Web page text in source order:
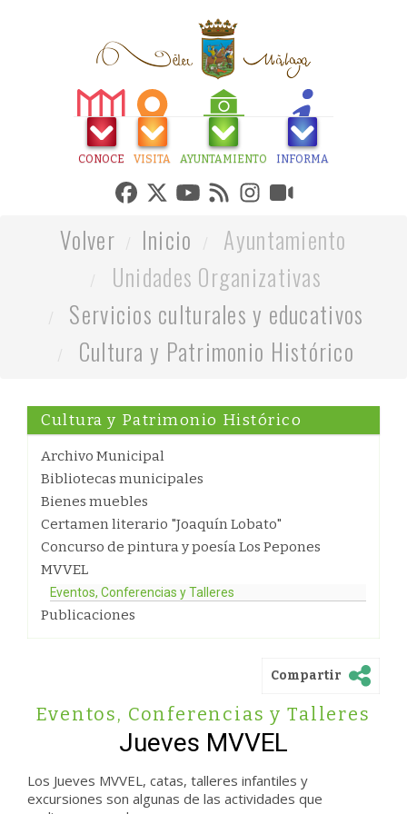
CONOCE VISITA AYUNTAMIENTO INFORMA
Volver Inicio
Ayuntamiento
Unidades Organizativas
Servicios culturales y educativos
Cultura y Patrimonio Histórico
Cultura y Patrimonio Histórico
Archivo Municipal
Bibliotecas municipales
Bienes muebles
Certamen literario "Joaquín Lobato"
Concurso de pintura y poesía Los Pepones
MVVEL
Eventos, Conferencias y Talleres
Publicaciones
Compartir
Eventos, Conferencias y Talleres
Jueves MVVEL
Los Jueves MVVEL, catas, talleres infantiles y
excursiones son algunas de las actividades que